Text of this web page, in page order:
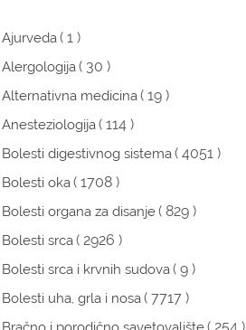
Ajurveda( 1 )
Alergologija( 30 )
Alternativna medicina( 19 )
Anesteziologija( 114 )
Bolesti digestivnog sistema( 4051 )
Bolesti oka( 1708 )
Bolesti organa za disanje( 829 )
Bolesti srca( 2926 )
Bolesti srca i krvnih sudova( 9 )
Bolesti uha, grla i nosa( 7717 )